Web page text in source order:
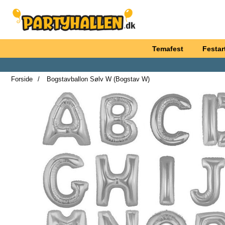
Startside for Partyhallen AB
Temafest
Forside
Bogstavballon Sølv W (Bogstav W)